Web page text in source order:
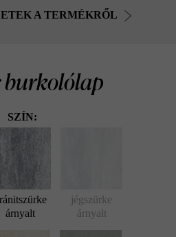
A TERMÉKRŐL
burkolólap
SZÍN:
árnyalt
jégszürke
árnyalt